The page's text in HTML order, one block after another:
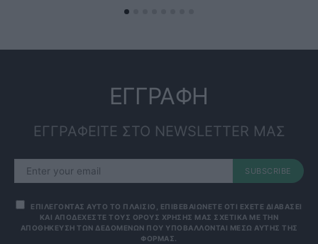
ΕΓΓΡΑΦΗ
ΕΓΓΡΑΦΕΙΤΕ ΣΤΟ NEWSLETTER ΜΑΣ
SUBSCRIBE
ΕΠΙΛΕΓΟΝΤΑΣ ΑΥΤΟ ΤΟ ΠΛΑΙΣΙΟ, ΕΠΙΒΕΒΑΙΩΝΕΤΕ ΟΤΙ ΕΧΕΤΕ ΔΙΑΒΑΣΕΙ
ΚΑΙ ΑΠΟΔΕΧΕΣΤΕ ΤΟΥΣ ΟΡΟΥΣ ΧΡΗΣΗΣ ΜΑΣ ΣΧΕΤΙΚΑ ΜΕ ΤΗΝ
ΑΠΟΘΗΚΕΥΣΗ ΤΩΝ ΔΕΔΟΜΕΝΩΝ ΠΟΥ ΥΠΟΒΑΛΛΟΝΤΑΙ ΜΕΣΩ ΑΥΤΗΣ ΤΗΣ
ΦΟΡΜΑΣ.